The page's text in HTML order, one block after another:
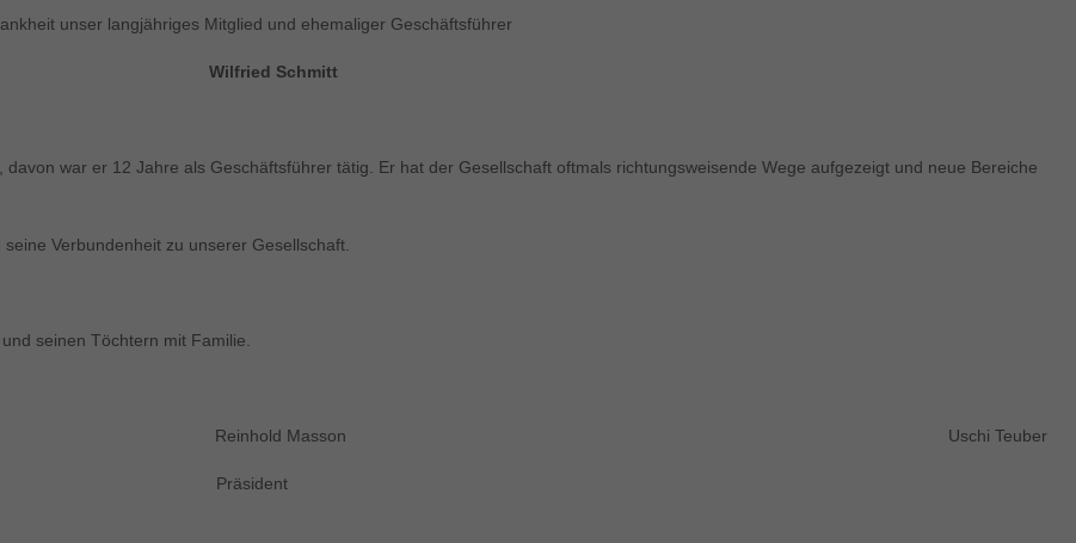
unser langjähriges Mitglied und ehemaliger Geschäftsführer
Wilfried Schmitt
war er 12 Jahre als Geschäftsführer tätig. Er hat der Gesellschaft oftmals richtungsweisende Wege aufgezeigt und neue Bereiche
Verbundenheit zu unserer Gesellschaft.
seinen Töchtern mit Familie.
Reinhold Masson Uschi Teuber
Präsident